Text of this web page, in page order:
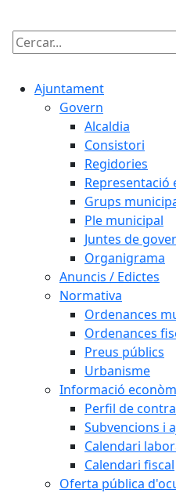
Cercar:
Ajuntament
Govern
Alcaldia
Consistori
Regidories
Representació
Grups
Ple municipal
Juntes de
Organigrama
Anuncis / Edictes
Normativa
Ordenances
Ordenances
Preus públics
Urbanisme
Informació
Perfil de
Subvencions i
Calendari
Calendari fiscal
Oferta pública